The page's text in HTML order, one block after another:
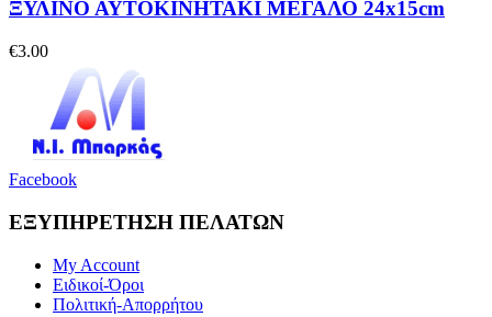
ΞΥΛΙΝΟ ΑΥΤΟΚΙΝΗΤΑΚΙ ΜΕΓΑΛΟ 24x15cm
€3.00
Facebook
ΕΞΥΠΗΡΕΤΗΣΗ ΠΕΛΑΤΩΝ
My Account
Ειδικοί-Όροι
Πολιτική-Απορρήτου